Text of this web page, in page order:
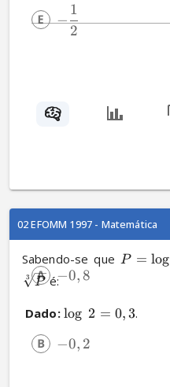
−
2
1
02 EFOMM 1997 - Matemática
Sabendo-se que P = log
3 P é:
Dado: log 2 = 0,3.
−0, 8
−0, 2